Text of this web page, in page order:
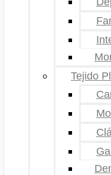
Tejido